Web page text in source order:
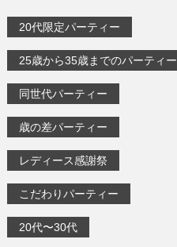
20代限定パーティー
25歳から35歳までのパーティー
同世代パーティー
歳の差パーティー
レディース感謝祭
こだわりパーティー
20代〜30代